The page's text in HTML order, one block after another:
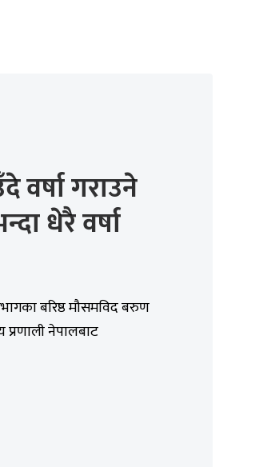
वर्षा गराउने
धेरै वर्षा
बरिष्ठ मौसमविद बरुण
प्रणाली नेपालबाट